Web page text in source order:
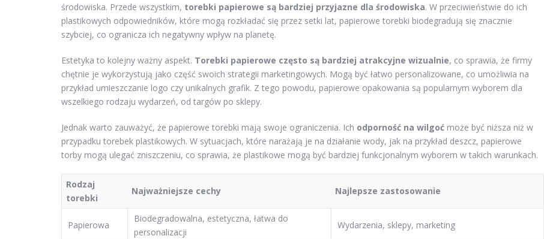
środowiska. Przede wszystkim, torebki papierowe są bardziej przyjazne dla środowiska. W przeciwieństwie do ich
plastikowych odpowiedników, które mogą rozkładać się przez setki lat, papierowe torebki biodegradują się znacznie
szybciej, co ogranicza ich negatywny wpływ na planetę.
Estetyka to kolejny ważny aspekt. Torebki papierowe często są bardziej atrakcyjne wizualnie, co sprawia, że firmy
chętnie je wykorzystują jako część swoich strategii marketingowych. Mogą być łatwo personalizowane, co umożliwia na
przykład umieszczanie logo czy unikalnych grafik. Z tego powodu, papierowe opakowania są popularnym wyborem dla
wszelkiego rodzaju wydarzeń, od targów po sklepy.
Jednak warto zauważyć, że papierowe torebki mają swoje ograniczenia. Ich odporność na wilgoć może być niższa niż w
przypadku torebek plastikowych. W sytuacjach, które narażają je na działanie wody, jak na przykład deszcz, papierowe
torby mogą ulegać zniszczeniu, co sprawia, że plastikowe mogą być bardziej funkcjonalnym wyborem w takich warunkach.
Rodzaj
torebki
Najważniejsze cechy Najlepsze zastosowanie
Papierowa
Biodegradowalna, estetyczna, łatwa do
personalizacji
Wydarzenia, sklepy, marketing